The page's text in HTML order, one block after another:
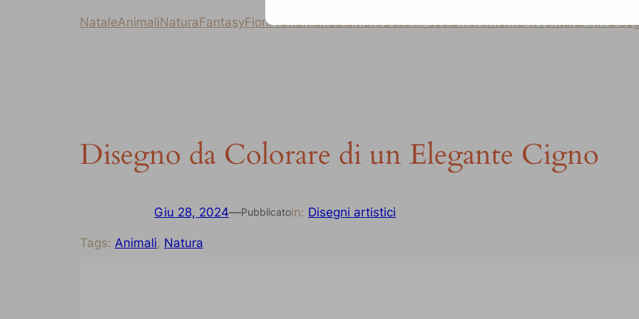
NataleAnimaliNaturaFantasyFioriFruttaMandalaMareUccelliPesciDivertimentoAvventuraAltri
Disegno da Colorare di un Elegante Cigno
Giu 28, 2024—Pubblicatoin: Disegni artistici
Tags: Animali, Natura